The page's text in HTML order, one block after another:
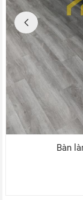
Bàn